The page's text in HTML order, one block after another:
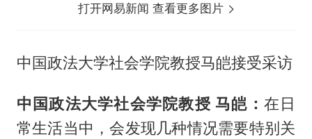
打开网易新闻 查看更多图片
中国政法大学社会学院教授马皑接受采访
中国政法大学社会学院教授 马皑： 在日
常生活当中，会发现几种情况需要特别关